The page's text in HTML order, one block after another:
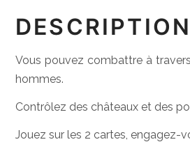
DESCRIPTION
Vous pouvez combattre à
hommes.
Contrôlez des châteaux et des
Jouez sur les 2 cartes, engagez-